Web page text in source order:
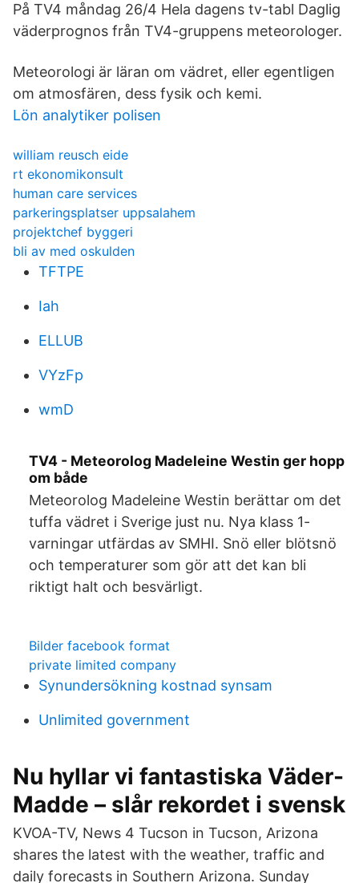
På TV4 måndag 26/4 Hela dagens tv-tabl Daglig
väderprognos från TV4-gruppens meteorologer.
Meteorologi är läran om vädret, eller egentligen
om atmosfären, dess fysik och kemi.
Lön analytiker polisen
william reusch eide
rt ekonomikonsult
human care services
parkeringsplatser uppsalahem
projektchef byggeri
bli av med oskulden
TFTPE
Iah
ELLUB
VYzFp
wmD
TV4 - Meteorolog Madeleine Westin ger hopp
om både
Meteorolog Madeleine Westin berättar om det
tuffa vädret i Sverige just nu. Nya klass 1-
varningar utfärdas av SMHI. Snö eller blötsnö
och temperaturer som gör att det kan bli
riktigt halt och besvärligt.
Bilder facebook format
private limited company
Synundersökning kostnad synsam
Unlimited government
Nu hyllar vi fantastiska Väder-
Madde – slår rekordet i svensk
KVOA-TV, News 4 Tucson in Tucson, Arizona
shares the latest with the weather, traffic and
daily forecasts in Southern Arizona. Sunday